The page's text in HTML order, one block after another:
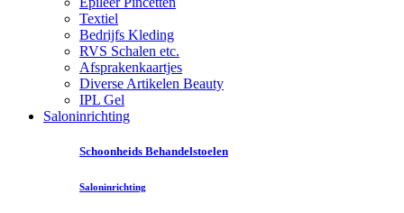
Textiel
Bedrijfs Kleding
RVS Schalen etc.
Afsprakenkaartjes
Diverse Artikelen Beauty
IPL Gel
Saloninrichting
Schoonheids Behandelstoelen
Saloninrichting